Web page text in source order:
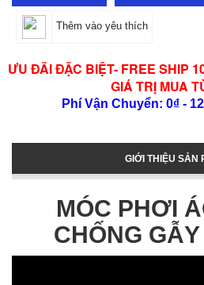
Thêm vào yêu thích
ƯU ĐÃI ĐẶC BIỆT- FREE SHIP
GIÁ TRỊ MUA
Phí Vận Chuyển: 0₫ -
GIỚI THIỆU SẢN
MÓC PHƠI
CHỐNG